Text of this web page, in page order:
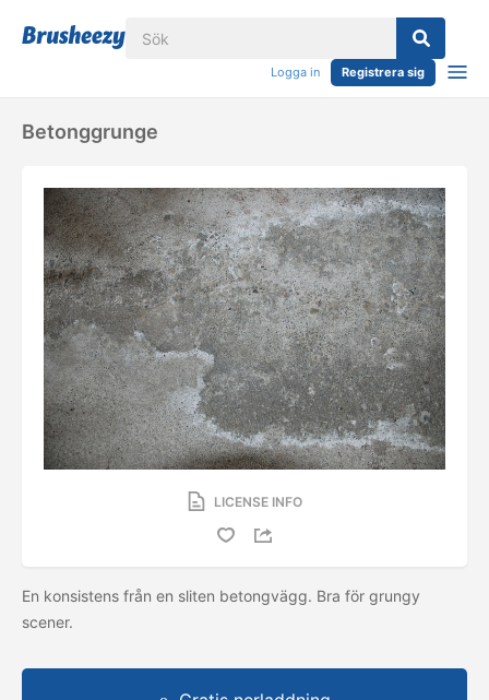
Logga in Registrera sig
Betonggrunge
LICENSE INFO
En konsistens från en sliten betongvägg. Bra för grungy
scener.